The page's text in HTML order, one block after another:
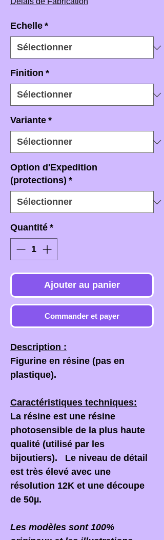
Echelle *
Finition *
Variante *
Option d'Expedition
(protections) *
Quantité *
Ajouter au panier
Commander et payer
Description :
Figurine en résine (pas en
plastique).
Caractéristiques techniques:
La résine est une résine
photosensible de la plus haute
qualité (utilisé par les
bijoutiers). Le niveau de détail
est très élevé avec une
résolution 12K et une découpe
de 50µ.
Les modèles sont 100%